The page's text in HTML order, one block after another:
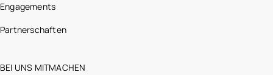
Engagements
Partnerschaften
BEI UNS MITMACHEN